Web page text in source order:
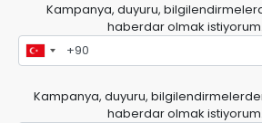
Kampanya, duyuru,
haberdar olmak istiyorum.
Kampanya, duyuru,
haberdar olmak istiyorum.